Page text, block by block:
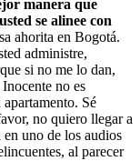
manera que
se alinee con
ahorita en Bogotá.
administre,
si no me lo dan,
no es
Sé
no quiero llegar a
en uno de los audios
al parecer